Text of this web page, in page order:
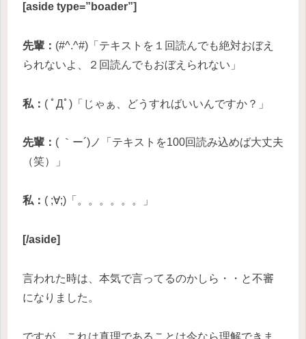
[aside type=”boader”]
先輩： (#^.^#)「テキストを１回読んでも絶対おぼえ
られないよ、２回読んでもおぼえられない」
私： ( ﾟДﾟ)「じゃぁ、どうすればいいんですか？」
先輩： ( ｀ー´)ノ「テキストを100回読み込めば大丈夫
（笑）」
私： ( ;∀;)「。。。。。。」
[/aside]
言われた時は、本気で言ってるのかしら・・と不審
になりました。
ですが、これは真理であることは今なら理解できま